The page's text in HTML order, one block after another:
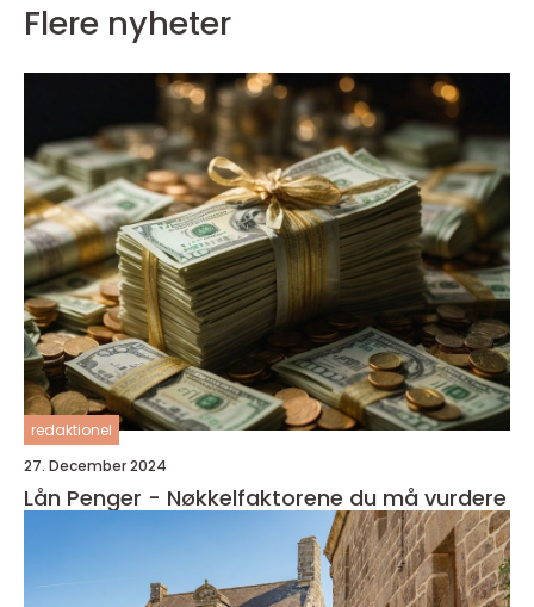
Flere nyheter
redaktionel
27. December 2024
Lån Penger - Nøkkelfaktorene du må vurdere